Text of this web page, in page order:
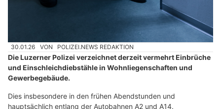
30.01.26 VON POLIZEI.NEWS REDAKTION
Die Luzerner Polizei verzeichnet derzeit vermehrt Einbrüche
und Einschleichdiebstähle in Wohnliegenschaften und
Gewerbegebäude.
Dies insbesondere in den frühen Abendstunden und
hauptsächlich entlang der Autobahnen A2 und A14.